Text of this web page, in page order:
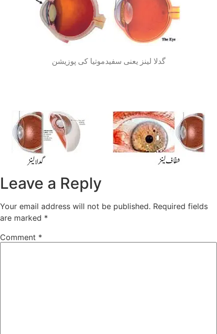
گدلا لینز یعنی سفیدموتیا کی پوزیشن
Leave a Reply
Your email address will not be published. Required fields
are marked *
Comment *